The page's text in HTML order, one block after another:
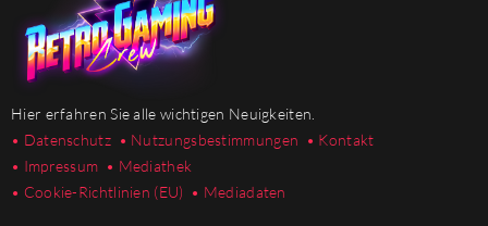
Hier erfahren Sie alle wichtigen Neuigkeiten.
• Datenschutz • Nutzungsbestimmungen • Kontakt
• Impressum • Mediathek
• Cookie-Richtlinien (EU) • Mediadaten